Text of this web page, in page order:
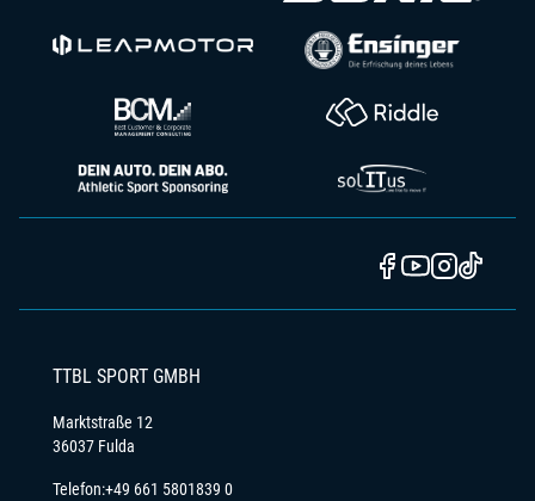
TTBL SPORT GMBH
Marktstraße 12
36037 Fulda
Telefon:+49 661 5801839 0